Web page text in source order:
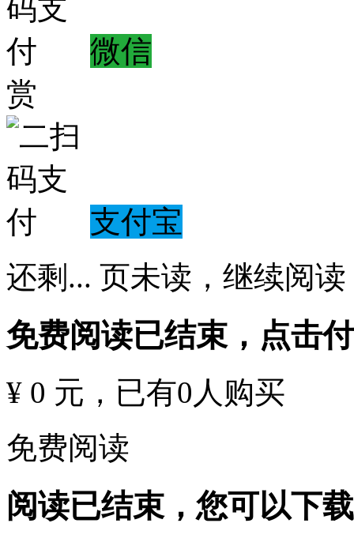
微信
赏
支付宝
还剩 ... 页未读， 继续阅读
免费阅读已结束，点击
¥ 0 元 ，已有0 人购买
免费阅读
阅读已结束，您可以下